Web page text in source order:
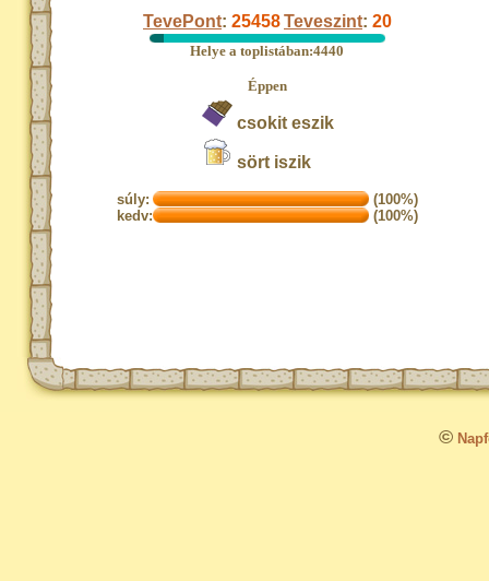
TevePont: 25458Teveszint: 20
Helye a toplistában:4440
Éppen
csokit eszik
sört iszik
súly:
(100%)
kedv:
(100%)
©